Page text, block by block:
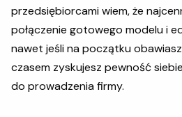
przedsiębiorcami wiem, że
połączenie gotowego modelu i
nawet jeśli na początku
czasem zyskujesz pewność
do prowadzenia firmy.